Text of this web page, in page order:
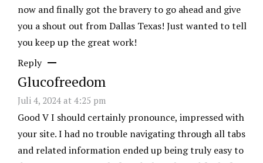
now and finally got the bravery to go ahead and give
you a shout out from Dallas Texas! Just wanted to tell
you keep up the great work!
Reply
Glucofreedom
Juli 4, 2024 at 4:25 pm
Good V I should certainly pronounce, impressed with
your site. I had no trouble navigating through all tabs
and related information ended up being truly easy to